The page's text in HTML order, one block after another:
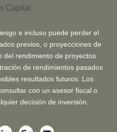
e incluso puede perder el
previos, o proyecciones de
del rendimiento de proyectos
de rendimientos pasados
resultados futuros. Los
con un asesor fiscal o
decisión de inversión.